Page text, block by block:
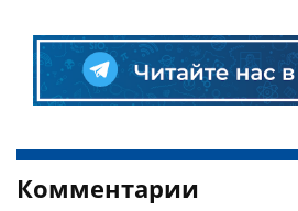
Комментарии